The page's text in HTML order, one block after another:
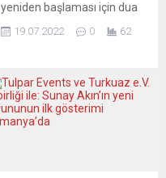
yeniden başlaması için dua
yalnız da değil. Savaş
yaklaşmakta olan enerji
kıtlığı ve küresel açlık krizi
karşısında Batı’da
19.07.2022 0 62